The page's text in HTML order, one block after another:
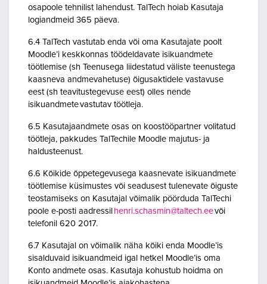
osapoole tehnilist lahendust. TalTech hoiab Kasutaja
logiandmeid 365 päeva.
6.4 TalTech vastutab enda või oma Kasutajate poolt
Moodle’i keskkonnas töödeldavate isikuandmete
töötlemise (sh Teenusega liidestatud väliste teenustega
kaasneva andmevahetuse) õigusaktidele vastavuse
eest (sh teavitustegevuse eest) olles nende
isikuandmete vastutav töötleja.
6.5 Kasutajaandmete osas on koostööpartner volitatud
töötleja, pakkudes TalTechile Moodle majutus- ja
haldusteenust.
6.6 Kõikide õppetegevusega kaasnevate isikuandmete
töötlemise küsimustes või seadusest tulenevate õiguste
teostamiseks on Kasutajal võimalik pöörduda TalTechi
poole e-posti aadressil henri.schasmin@taltech.eevõi
telefonil 620 2017.
6.7 Kasutajal on võimalik näha kõiki enda Moodle’is
sisalduvaid isikuandmeid igal hetkel Moodle’is oma
Konto andmete osas. Kasutaja kohustub hoidma on